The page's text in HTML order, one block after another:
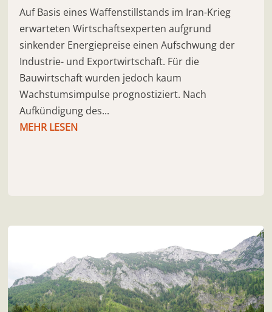
Auf Basis eines Waffenstillstands im Iran-Krieg
erwarteten Wirtschaftsexperten aufgrund
sinkender Energiepreise einen Aufschwung der
Industrie- und Exportwirtschaft. Für die
Bauwirtschaft wurden jedoch kaum
Wachstumsimpulse prognostiziert. Nach
Aufkündigung des...
MEHR LESEN